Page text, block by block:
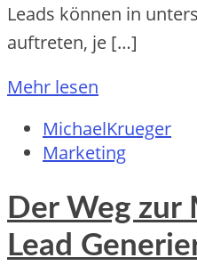
Leads können in
auftreten, je […]
Mehr lesen
MichaelKrueger
Marketing
Der Weg zur
Lead